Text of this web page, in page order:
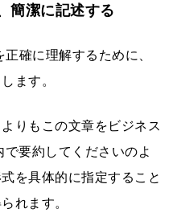
簡潔に記述する
確に理解するために、
ます。
りもこの文章をビジネス
要約してくださいのよ
を具体的に指定すること
れます。